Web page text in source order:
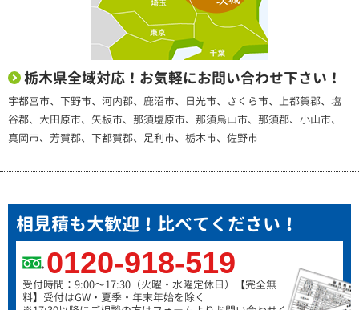
栃木県全域対応！お気軽にお問い合わせ下さい！
宇都宮市、下野市、河内郡、鹿沼市、日光市、さくら市、上都賀郡、塩
谷郡、大田原市、矢板市、那須塩原市、那須烏山市、那須郡、小山市、
真岡市、芳賀郡、下都賀郡、足利市、栃木市、佐野市
相見積も大歓迎！比べてください！
0120-918-519
受付時間：9:00～17:30（火曜・水曜定休日）
【完全無
料】受付はGW・夏季・年末年始を除く